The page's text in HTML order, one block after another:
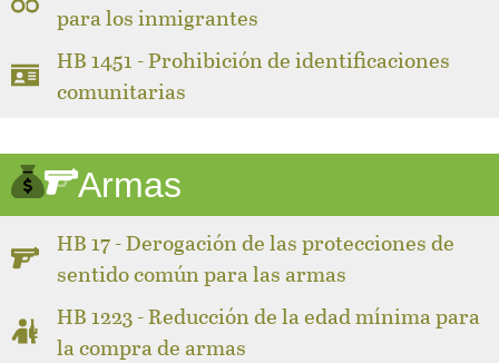
para los inmigrantes
HB 1451 - Prohibición de identificaciones
comunitarias
Armas
HB 17 - Derogación de las protecciones de
sentido común para las armas
HB 1223 - Reducción de la edad mínima para
la compra de armas